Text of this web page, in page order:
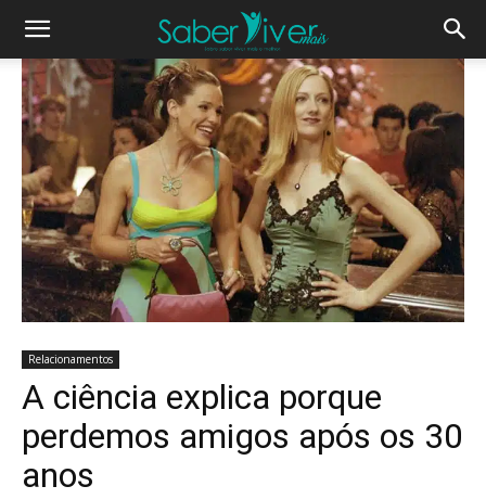
Relacionamentos
A ciência explica porque
perdemos amigos após os 30
anos